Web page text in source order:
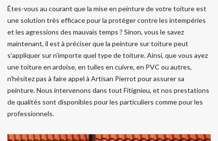
Êtes-vous au courant que la mise en peinture de votre toiture est
une solution très efficace pour la protéger contre les intempéries
et les agressions des mauvais temps ? Sinon, vous le savez
maintenant, il est à préciser que la peinture sur toiture peut
s’appliquer sur n’importe quel type de toiture. Ainsi, que vous ayez
une toiture en ardoise, en tuiles en cuivre, en PVC ou autres,
n’hésitez pas à faire appel à Artisan Pierrot pour assurer sa
peinture. Nous intervenons dans tout Fitignieu, et nos prestations
de qualités sont disponibles pour les particuliers comme pour les
professionnels.